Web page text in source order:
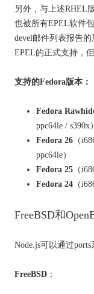
另外， 与上述RHEL
也被所有EPEL软件
devel邮件列表报告
EPEL的正式支持，
支持的Fedora版本：
Fedora
ppc64le / s390x）
Fedora 26 （
ppc64le）
Fedora 25 （
Fedora 24 （
FreeBSD和
Node.js可以通过ports
FreeBSD ：